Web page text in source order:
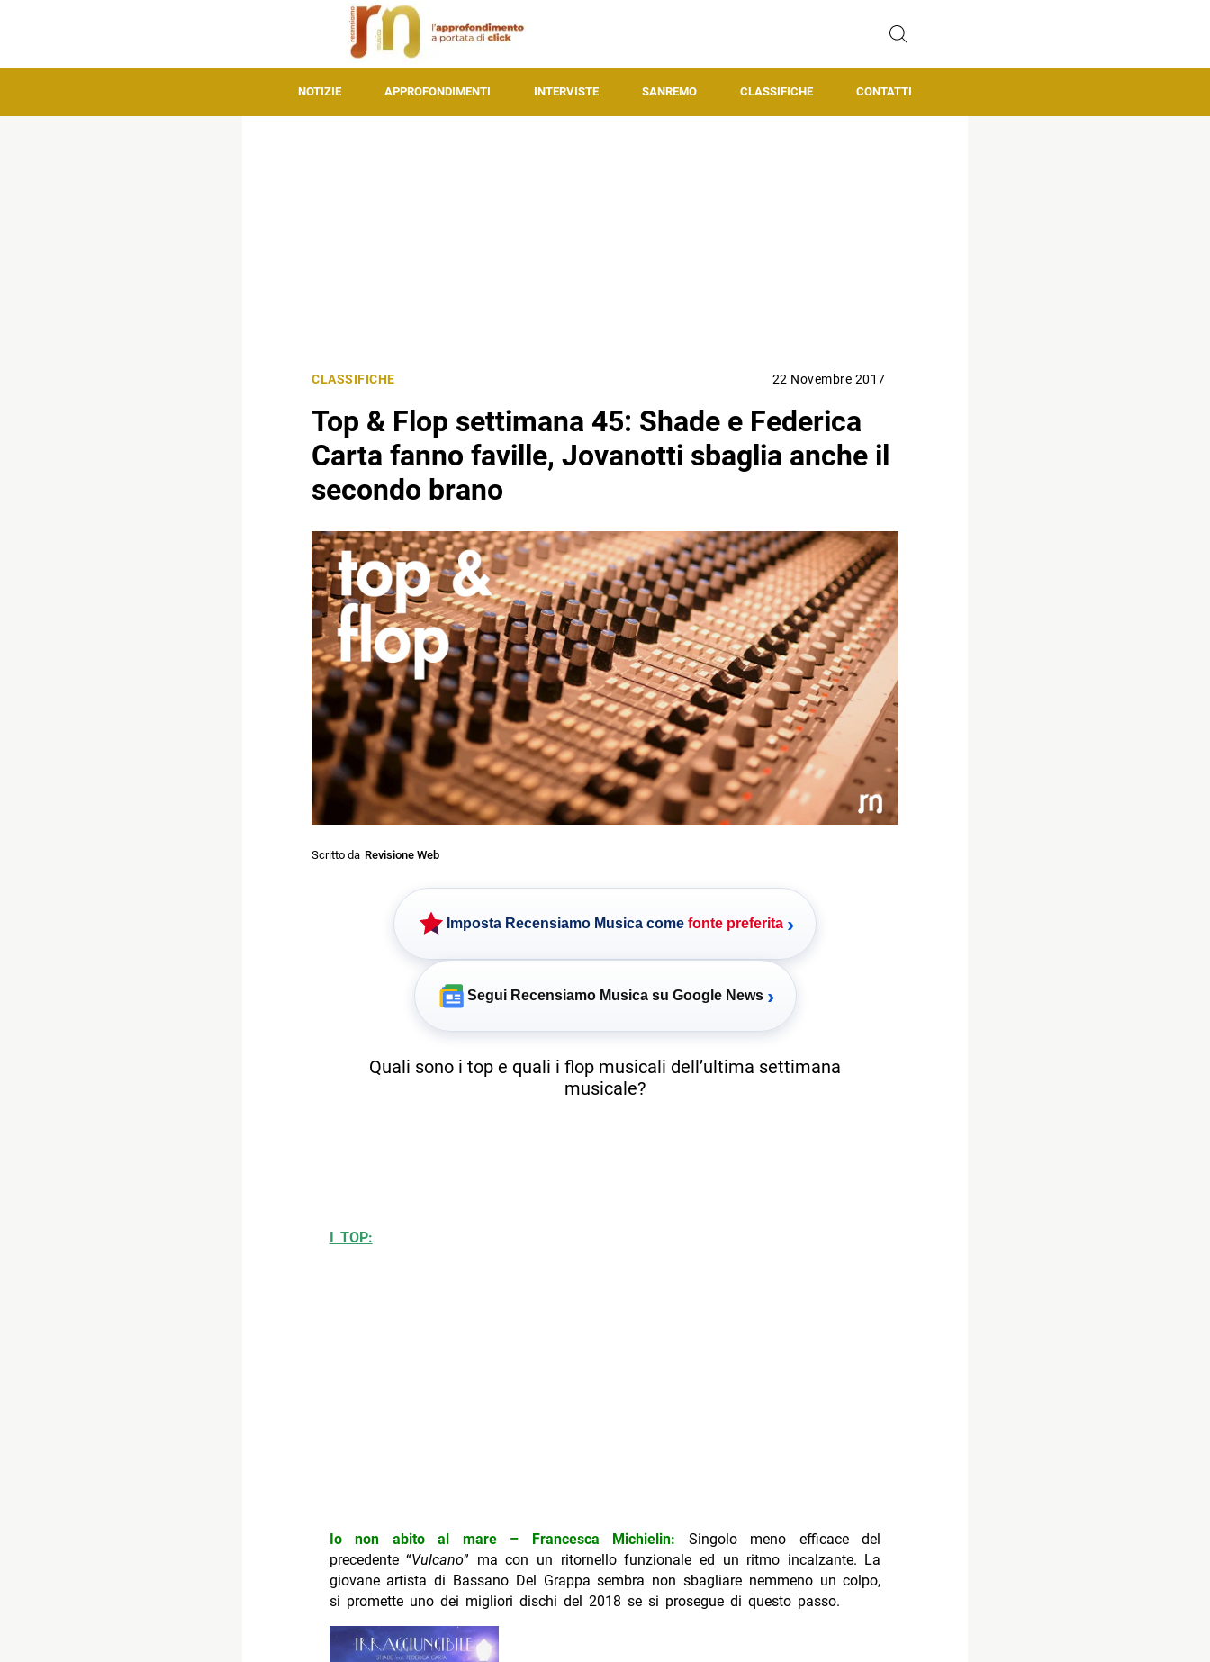
NOTIZIE APPROFONDIMENTI INTERVISTE SANREMO CLASSIFICHE CONTATTI
CLASSIFICHE 22 Novembre 2017
Top & Flop settimana 45: Shade e Federica
Carta fanno faville, Jovanotti sbaglia anche il
secondo brano
Scritto da Revisione Web
Imposta Recensiamo Musica come fonte preferita ›
Segui Recensiamo Musica su Google News ›
Quali sono i top e quali i flop musicali dell’ultima settimana
musicale?
I TOP:
Io non abito al mare – Francesca Michielin: Singolo meno efficace del
precedente “Vulcano” ma con un ritornello funzionale ed un ritmo incalzante. La
giovane artista di Bassano Del Grappa sembra non sbagliare nemmeno un colpo,
si promette uno dei migliori dischi del 2018 se si prosegue di questo passo.